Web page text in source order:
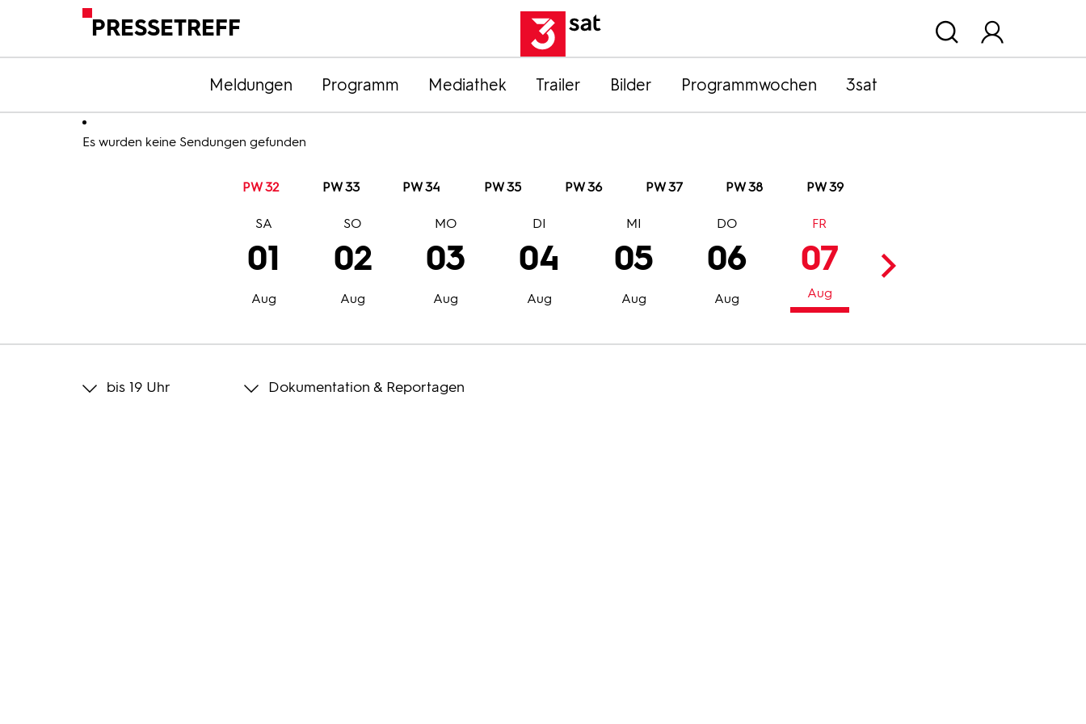
PRESSETREFF
Meldungen Programm Mediathek Trailer Bilder Programmwochen 3sat
Es wurden keine Sendungen gefunden
PW 32 PW 33 PW 34 PW 35 PW 36 PW 37 PW 38 PW 39
01
Aug
SA
02
Aug
SO
03
Aug
MO
04
Aug
DI
05
Aug
MI
06
Aug
DO
07
Aug
FR
08
bis 19 Uhr Dokumentation & Reportagen